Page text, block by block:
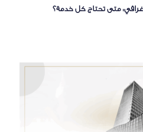
متى تحتاج كل خدمة؟